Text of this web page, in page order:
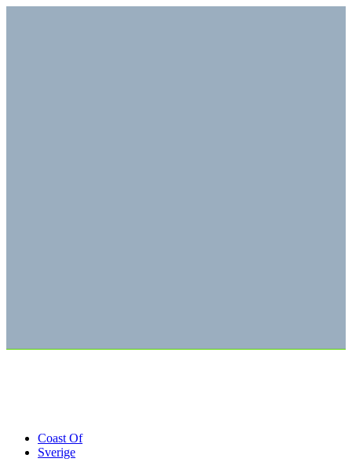
Coast Of
Sverige